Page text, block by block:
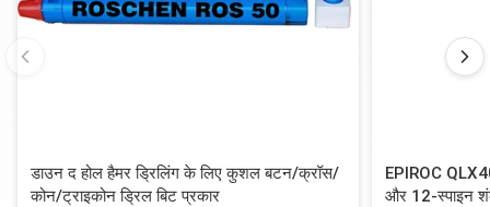
डाउन द होल हैमर ड्रिलिंग के लिए कुशल बटन/क्रॉस/
कोन/ट्राइकोन ड्रिल बिट प्रकार
EPIROC
और 12-स्पाइन